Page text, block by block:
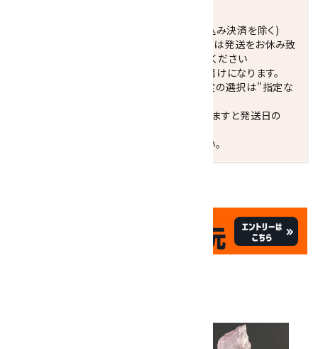
正午までのご注文で当日発送致します。(振込み決済を除く)
休業日(水曜日、第1．3木曜日)と臨時休業日は発送をお休み致
します。 営業日カレンダー(左下段)をご確認ください
配達ご希望日がない場合は、最短日でのお届けになります。
※最短でのお届けをご希望の場合、時間指定の選択は"指定な
お届けの地域によっては、時間帯を指定されますと発送日の
ご不明な点はお気軽にお問い合わせください。
祝☆サイトオープン17周年
!!